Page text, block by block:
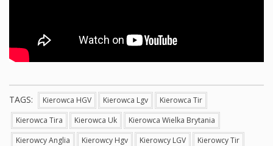
TAGS: Kierowca HGV Kierowca Lgv
Kierowca Tir
Kierowca Tira
Kierowca Uk
Kierowca Wielka Brytania
Kierowcy Anglia
Kierowcy Hgv Kierowcy LGV
Kierowcy Tir